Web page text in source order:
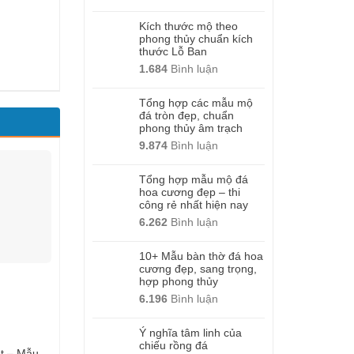
Kích thước mộ theo
phong thủy chuẩn kích
thước Lỗ Ban
1.684 Bình luận
Tổng hợp các mẫu mộ
đá tròn đẹp, chuẩn
phong thủy âm trạch
9.874 Bình luận
Tổng hợp mẫu mộ đá
hoa cương đẹp – thi
công rẻ nhất hiện nay
6.262 Bình luận
10+ Mẫu bàn thờ đá hoa
cương đẹp, sang trọng,
hợp phong thủy
6.196 Bình luận
Ý nghĩa tâm linh của
chiếu rồng đá